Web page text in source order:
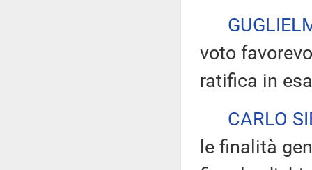
voto
ratifica in
CARLO
le finalità